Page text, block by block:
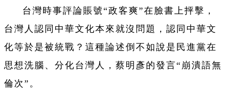
台灣時事評論賬號“政客爽”在臉書上抨擊，
台灣人認同中華文化本來就沒問題，認同中華文
化等於是被統戰？這種論述倒不如說是民進黨在
思想洗腦、分化台灣人，蔡明彥的發言“崩潰語無
倫次”。